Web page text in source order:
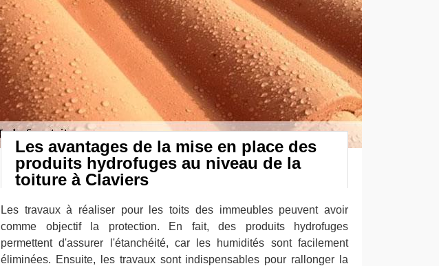
Les avantages de la mise en place des
produits hydrofuges au niveau de la
toiture à Claviers
Les travaux à réaliser pour les toits des immeubles peuvent avoir
comme objectif la protection. En fait, des produits hydrofuges
permettent d'assurer l'étanchéité, car les humidités sont facilement
éliminées. Ensuite, les travaux sont indispensables pour rallonger la